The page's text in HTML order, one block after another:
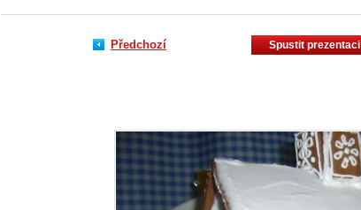
Předchozí Spustit prezentaci